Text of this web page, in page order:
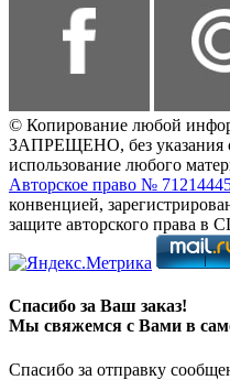
© Копирование любой
ЗАПРЕЩЕНО, без указания
использование любого
Авторское право №
конвенцией,
защите авторского права
Спасибо за Ваш заказ!
Мы свяжемся с Вами в
Спасибо за отправку